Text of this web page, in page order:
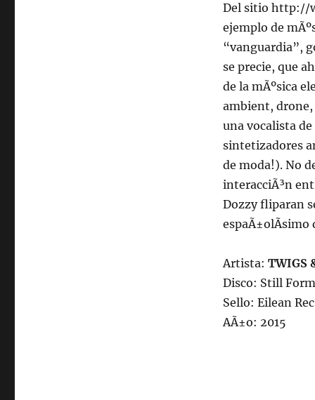
Del sitio http://
ejemplo de
“vanguardia”,
se precie, que
de la mÃºsica
ambient, drone,
una vocalista
sintetizadores
de moda!). No
interacciÃ³n
Dozzy fliparan
espaÃ±olÃ­simo
Artista: TWIGS
Disco: Still
Sello: Eilean Rec
AÃ±o: 2015